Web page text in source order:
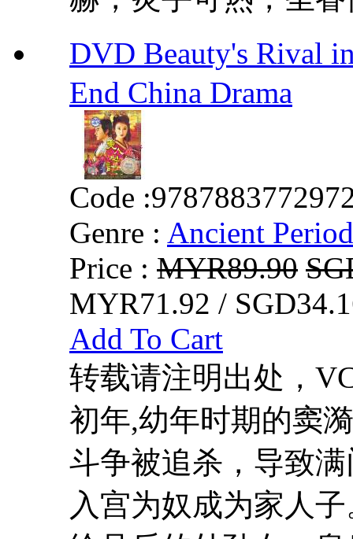
DVD Beauty's Rival
End China Drama
Code :
Genre : Ancient Period
Price : MYR89.90
MYR71.92 /
Add To Cart
转载请注明出处，
初年,幼年时期的窦
斗争被追杀，导致
入宫为奴成为家人